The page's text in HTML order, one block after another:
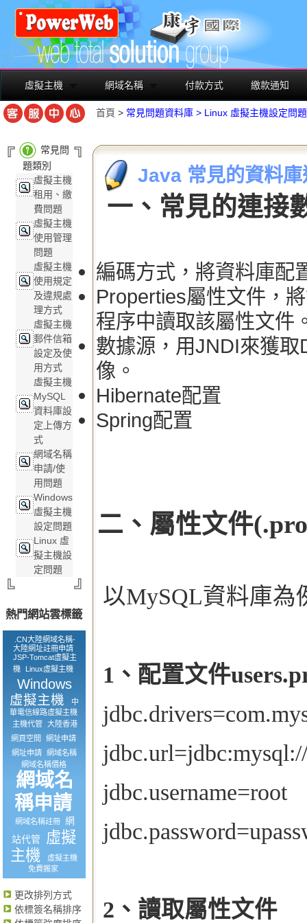
虛擬主機 網域名稱 付款方式 繳款通知
首頁 > 常見問題資料庫 > Linux 虛擬主機設定問題
常見問
題類別
虛擬主機
租用、繳
費問題
虛擬主機
使用管理
問題
虛擬主機
使用規定
及違規處
理方式
虛擬主機
郵件信箱
設定及使
用方式
虛擬主機
MySQL
資料庫設
定上傳方
式
網域名稱
申請/使
用問題
Windows
虛擬主機
設定問題
Linux 虛
擬主機設
定問題
熱門網站雲標籤
.CN大陸網域名稱-
大陸網址註冊申請
JSP-Tomcat虛擬主
機
Linux虛擬主機
Windows
虛擬主機
中
華電信線路虛擬主機
主機代管 大陸香港
網頁空間
網址申請
網址申請 網域名稱
網域名稱價格
網域名
稱申請
網域名稱註冊 網
站代管
虛擬
主機
虛擬主機
免費搬家
更改排列方式
依標簽名稱排序
Java 常見的資料庫
一、常見的連接
編碼方式，將資料庫配
Properties屬性文件，
程序中讀取該屬性文件
數據源，用JNDI來獲
像。
Hibernate配置
Spring配置
二、屬性文件
以MySQL資料庫為
1、配置文件
jdbc.username=root
2、讀取屬性文件